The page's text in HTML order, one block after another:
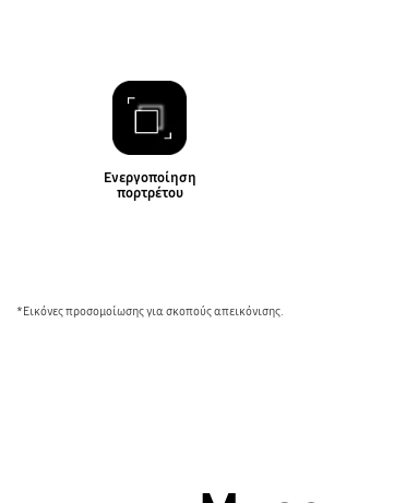
Ενεργοποίηση
πορτρέτου
*Εικόνες προσομοίωσης για σκοπούς απεικόνισης.